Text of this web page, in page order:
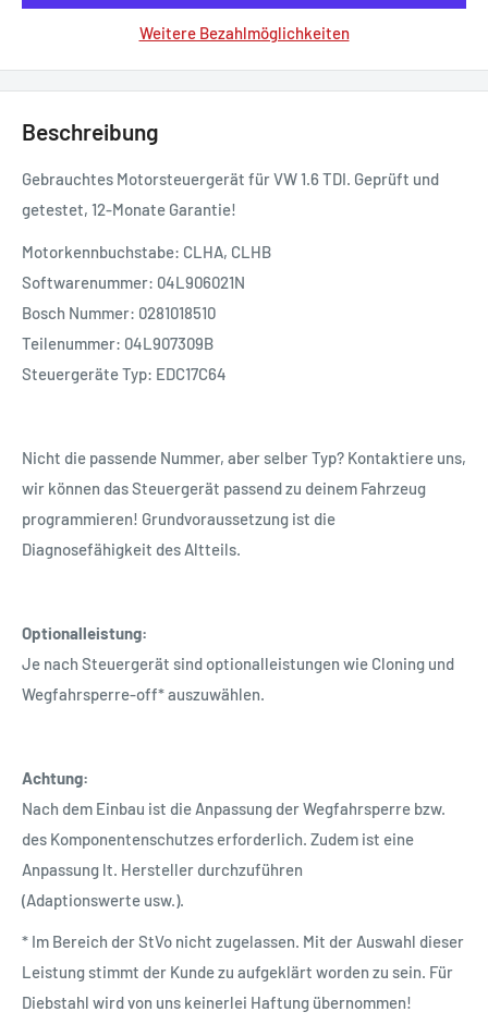
Weitere Bezahlmöglichkeiten
Beschreibung
Gebrauchtes Motorsteuergerät für VW 1.6 TDI. Geprüft und
getestet, 12-Monate Garantie!
Motorkennbuchstabe: CLHA, CLHB
Softwarenummer: 04L906021N
Bosch Nummer: 0281018510
Teilenummer: 04L907309B
Steuergeräte Typ: EDC17C64
Nicht die passende Nummer, aber selber Typ? Kontaktiere uns,
wir können das Steuergerät passend zu deinem Fahrzeug
programmieren! Grundvoraussetzung ist die
Diagnosefähigkeit des Altteils.
Optionalleistung:
Je nach Steuergerät sind optionalleistungen wie Cloning und
Wegfahrsperre-off* auszuwählen.
Achtung:
Nach dem Einbau ist die Anpassung der Wegfahrsperre bzw.
des Komponentenschutzes erforderlich. Zudem ist eine
Anpassung lt. Hersteller durchzuführen
(Adaptionswerte usw.).
* Im Bereich der StVo nicht zugelassen. Mit der Auswahl dieser
Leistung stimmt der Kunde zu aufgeklärt worden zu sein. Für
Diebstahl wird von uns keinerlei Haftung übernommen!